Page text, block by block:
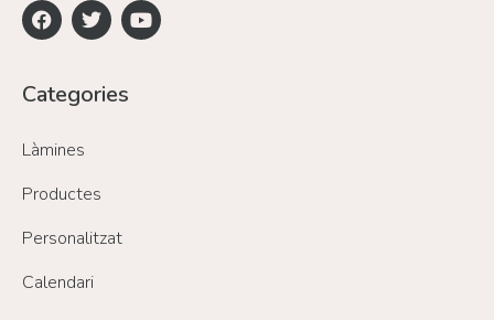
Categories
Làmines
Productes
Personalitzat
Calendari